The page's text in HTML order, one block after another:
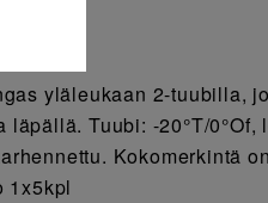
yläleukaan 2-tuubilla,
Tuubi: -20°T/0°Of,
Kokomerkintä on
1x5kpl